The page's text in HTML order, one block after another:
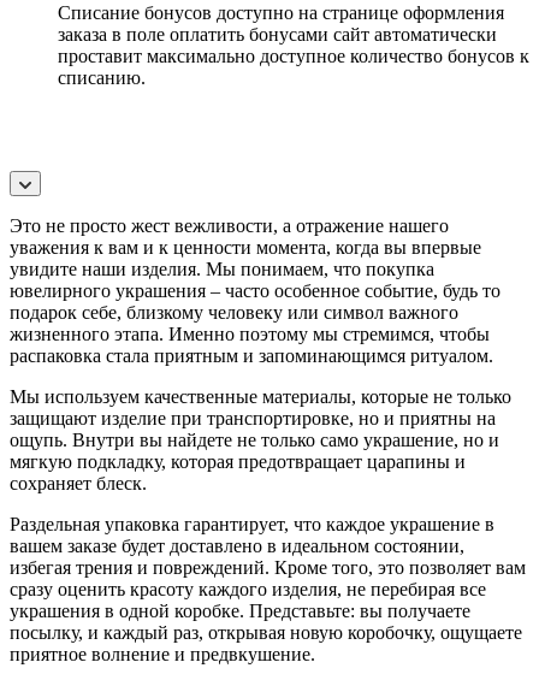
Списание бонусов доступно на странице оформления
заказа в поле оплатить бонусами сайт автоматически
проставит максимально доступное количество бонусов к
списанию.
Это не просто жест вежливости, а отражение нашего
уважения к вам и к ценности момента, когда вы впервые
увидите наши изделия. Мы понимаем, что покупка
ювелирного украшения – часто особенное событие, будь то
подарок себе, близкому человеку или символ важного
жизненного этапа. Именно поэтому мы стремимся, чтобы
распаковка стала приятным и запоминающимся ритуалом.
Мы используем качественные материалы, которые не только
защищают изделие при транспортировке, но и приятны на
ощупь. Внутри вы найдете не только само украшение, но и
мягкую подкладку, которая предотвращает царапины и
сохраняет блеск.
Раздельная упаковка гарантирует, что каждое украшение в
вашем заказе будет доставлено в идеальном состоянии,
избегая трения и повреждений. Кроме того, это позволяет вам
сразу оценить красоту каждого изделия, не перебирая все
украшения в одной коробке. Представьте: вы получаете
посылку, и каждый раз, открывая новую коробочку, ощущаете
приятное волнение и предвкушение.